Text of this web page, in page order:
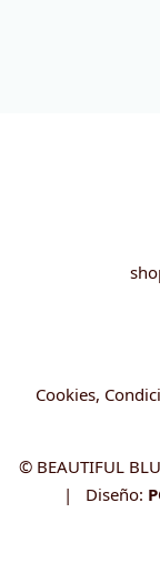
Cookies,
© BEAUTIFUL
| Diseño: